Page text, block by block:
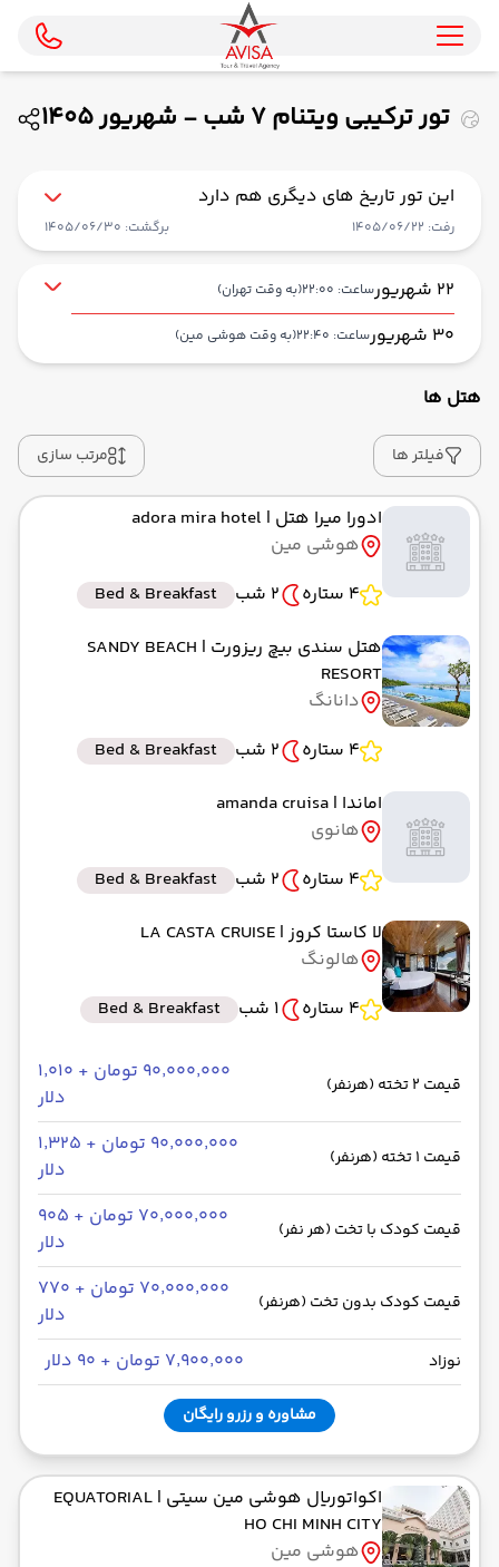
تور ترکیبی ویتنام 7 شب - شهریور 1405
این تور تاریخ های دیگری هم دارد
رفت: 1405/06/22 برگشت: 1405/06/30
22 شهریور ساعت: 22:00 (به وقت تهران)
30 شهریور ساعت: 22:40 (به وقت هوشی مین)
حرکت از مبدا: 22:00
به فرودگاه بین المللی تان سون نهات SGN
رسیدن به مقصد : 09:15
مدت سفر: 11:30
از فرودگاه بین المللی تان سون نهات SGN
حرکت از مبدا: 22:40
به فرودگاه بین‌المللی امام خمینی IKA
رسیدن به مقصد : 03:00
ماهان -Economy
مدت سفر: 11:30
هتل ها
فیلتر ها مرتب سازی
ادورا میرا هتل | adora mira hotel
هوشی مین
4 ستاره
2 شب
Bed & Breakfast
هتل سندی بیچ ریزورت | SANDY BEACH
RESORT
دانانگ
4 ستاره
2 شب
Bed & Breakfast
اماندا | amanda cruisa
هانوی
4 ستاره
2 شب
Bed & Breakfast
لا کاستا کروز| LA CASTA CRUISE
هالونگ
4 ستاره
1 شب Bed & Breakfast
قیمت 2 تخته (هرنفر)
۹۰٬۰۰۰٬۰۰۰ تومان + ۱٬۰۱۰
دلار
قیمت 1 تخته (هرنفر)
۹۰٬۰۰۰٬۰۰۰ تومان + ۱٬۳۲۵
دلار
قیمت کودک با تخت (هر نفر)
۷۰٬۰۰۰٬۰۰۰ تومان + ۹۰۵
دلار
قیمت کودک بدون تخت (هرنفر)
۷۰٬۰۰۰٬۰۰۰ تومان + ۷۷۰
دلار
نوزاد ۷٬۹۰۰٬۰۰۰ تومان + ۹۰ دلار
مشاوره و رزرو رایگان
اکواتوریال هوشی مین سیتی | EQUATORIAL
HO CHI MINH CITY
هوشی مین